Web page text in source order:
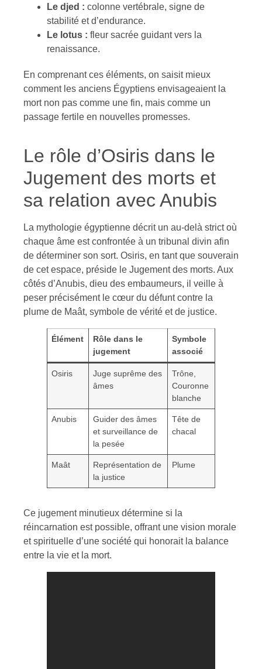
Le djed : colonne vertébrale, signe de
stabilité et d’endurance.
Le lotus : fleur sacrée guidant vers la
renaissance.
En comprenant ces éléments, on saisit mieux
comment les anciens Égyptiens envisageaient la
mort non pas comme une fin, mais comme un
passage fertile en nouvelles promesses.
Le rôle d’Osiris dans le
Jugement des morts et
sa relation avec Anubis
La mythologie égyptienne décrit un au-delà strict où
chaque âme est confrontée à un tribunal divin afin
de déterminer son sort. Osiris, en tant que souverain
de cet espace, préside le Jugement des morts. Aux
côtés d’Anubis, dieu des embaumeurs, il veille à
peser précisément le cœur du défunt contre la
plume de Maât, symbole de vérité et de justice.
Élément
Rôle dans le
jugement
Symbole
associé
Osiris
Juge suprême des
âmes
Trône,
Couronne
blanche
Anubis
Guider des âmes
et surveillance de
la pesée
Tête de
chacal
Maât
Représentation de
la justice
Plume
Ce jugement minutieux détermine si la
réincarnation est possible, offrant une vision morale
et spirituelle d’une société qui honorait la balance
entre la vie et la mort.